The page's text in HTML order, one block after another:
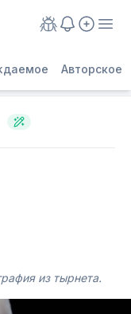
Авторское
из тырнета.